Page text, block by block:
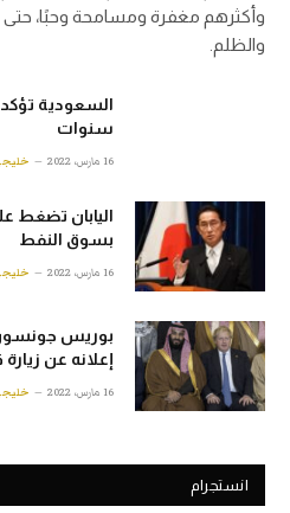
وأكثرهم مغفرة ومسامحة وحبًا، حتى
والظلم.
سنوات
16 مارس، 2022
اليابان تضغط
بسوق النفط
16 مارس، 2022
بوريس جونسون
إعلانه عن
16 مارس، 2022
انستجرام